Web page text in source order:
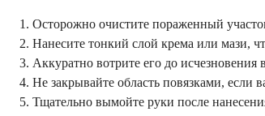
Осторожно очистите пораженный
Нанесите тонкий слой крема или мази,
Аккуратно вотрите его до исчезновения
Не закрывайте область повязками, если
Тщательно вымойте руки после